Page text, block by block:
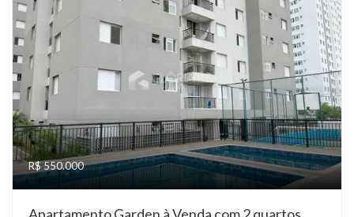
R$ 550.000